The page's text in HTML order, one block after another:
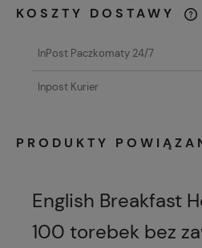
KOSZTY DOSTAWY
KOSZTÓW PŁATNOŚCI
InPost Paczkomaty 24/7
Inpost Kurier
PRODUKTY
English Breakfast
100 torebek bez